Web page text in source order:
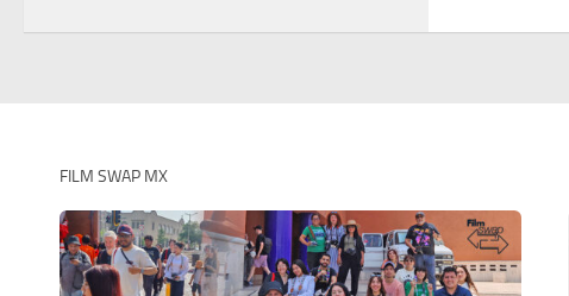
FILM SWAP MX